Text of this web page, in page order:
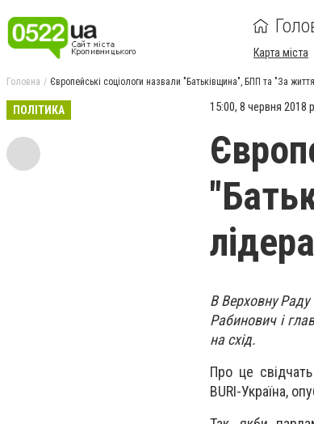
Карта міста
Головна Європейські соціологи назвали "Батьківщина", БПП та "За
ПОЛІТИКА 15:00, 8 червня 2018
В Верховну Раду
Рабинович і
на схід.
Про це
BURI-Україна,